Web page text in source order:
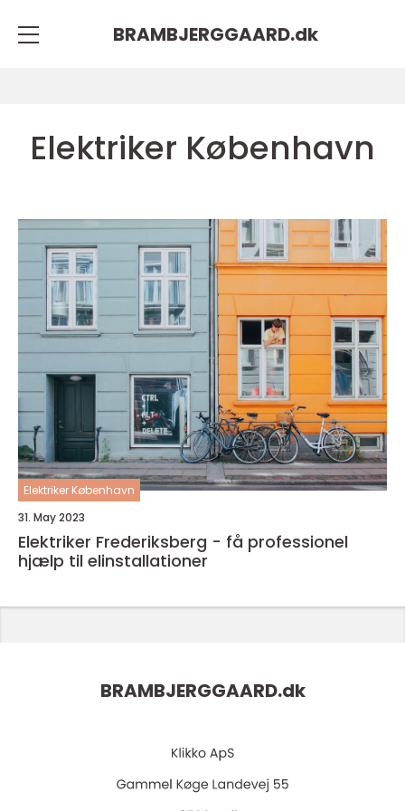
BRAMBJERGGAARD.dk
Elektriker København
Elektriker København
31. May 2023
Elektriker Frederiksberg - få professionel
hjælp til elinstallationer
BRAMBJERGGAARD.dk